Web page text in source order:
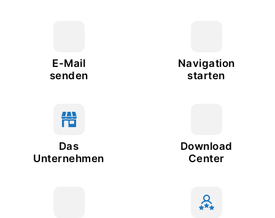
E-Mail
senden
Navigation
starten
Das
Unternehmen
Download
Center